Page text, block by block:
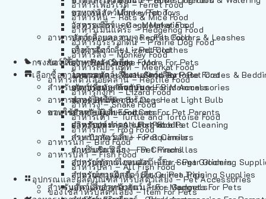
อาหารเฟอร์เร็ต – Ferret Food
อาหารหนู – Rats & Mice Food
อาหารเม่นแคระ – Hedgehog Food
อาหารกระรอกดิน – Prairie Dog Food
อาหารลิง – Monkey Food
อาหารเมียร์แคท – Meerkat Food
อาหารสัตว์เลี้อยคลาน – Reptile Food
อาหารกิ้งก่า – Lizard Food
อาหารงู – Snake Food
อาหารเต่า – Turtle and Tortoise Food
อาหารกบ – Frog Food
อาหารนก – Bird Food
อาหารปลา – Fish Food
อาหารปลา – All Fish Food
อุปกรณและผลิตภัณฑ์สำหรับสัตว์เลี้ยง – Pet Accessories
ของใช้สำหรับสัตว์เลี้ยง – Item For Pets
อาหารลิง – Monkey Food
อาหารเมียร์แคท – Meerkat Food
อาหารสัตว์เลี้อยคลาน – Reptile Food
อาหารกิ้งก่า – Lizard Food
อาหารงู – Snake Food
อาหารเต่า – Turtle and Tortoise Food
อาหารกบ – Frog Food
อาหารนก – Bird Food
อาหารปลา – Fish Food
อาหารปลา – All Fish Food
ของเล่นสัตว์เลี้ยง – Pet Toys
วัสดุรองกรง – Cage Materials
ปลอกคอและสายจูง – Pet Collars & Leashes
เสื้อผ้าสัตว์เลี้ยง – Pet Clothes
ของใช้สำหรับสัตว์เลี้ยง – More For Pets
โดมนอนและที่นอนสัตว์เลี้ยง – Pet Crates &
ของประดับสำหรับนก – Bird Accessories
หลอดไฟให้ความร้อน – Heat Light Bulb
ของใช้สำหรับผู้เลี้ยง – Items For Pet Parents
ผลิตภัณฑ์ทำความสะอาด – Pet Cleaning
กระเป๋าสัตว์เลี้ยง – Pet Carriers
รถเข็นสัตว์เลี้ยง – Pet Prams
อุปกรณ์ตัดแต่งขนสัตว์เลี้ยง – Pet Grooming
อุปกรณ์การฝึกสัตว์เลี้ยง – Pet Training Supplies
แก็ดเจ็ตสำหรับสัตว์เลี้ยง – Gadgets For Pets
กรงสัตว์เลี้ยง – Pet Cages
เลือกซื้อตามหมวดสัตว์เลี้ยง – Shop By Pet
สำหรับสัตว์เลี้ยงลูกด้วยนม – For Mammals
สำหรับสุนัข – For Dogs
สำหรับแมว – For Cats
สำหรับกระต่าย – For Rabbits
สำหรับกระรอก – For Squirrels
สำหรับชินชิล่า – For Chinchillas
สำหรับชูการ์ไกลเดอร์ – For Sugar Gliders
สำหรับหนูแกสบี้ – For Guinea Pigs
สำหรับสัตว์เลี้ยงลูกด้วยนม – For Mammals